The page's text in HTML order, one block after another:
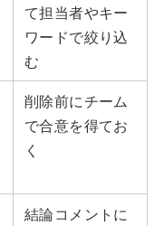
て担当者やキー
ワードで絞り込
む
削除前にチーム
で合意を得てお
く
結論コメントに